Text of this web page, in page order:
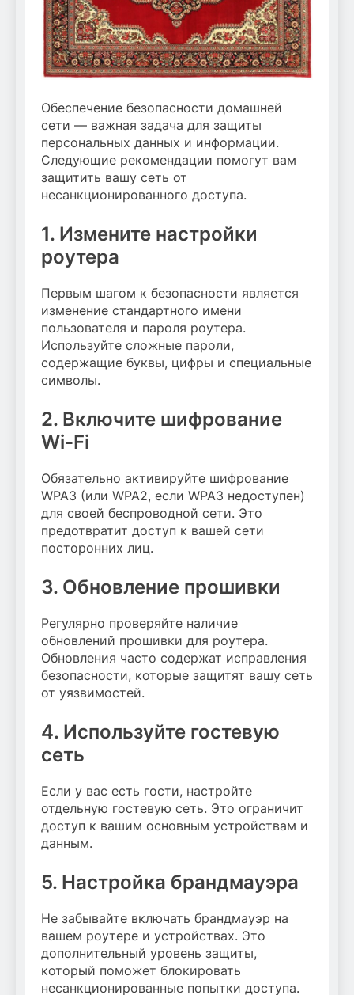
Обеспечение безопасности домашней
сети — важная задача для защиты
персональных данных и информации.
Следующие рекомендации помогут вам
защитить вашу сеть от
несанкционированного доступа.
1. Измените настройки
роутера
Первым шагом к безопасности является
изменение стандартного имени
пользователя и пароля роутера.
Используйте сложные пароли,
содержащие буквы, цифры и специальные
символы.
2. Включите шифрование
Wi-Fi
Обязательно активируйте шифрование
WPA3 (или WPA2, если WPA3 недоступен)
для своей беспроводной сети. Это
предотвратит доступ к вашей сети
посторонних лиц.
3. Обновление прошивки
Регулярно проверяйте наличие
обновлений прошивки для роутера.
Обновления часто содержат исправления
безопасности, которые защитят вашу сеть
от уязвимостей.
4. Используйте гостевую
сеть
Если у вас есть гости, настройте
отдельную гостевую сеть. Это ограничит
доступ к вашим основным устройствам и
данным.
5. Настройка брандмауэра
Не забывайте включать брандмауэр на
вашем роутере и устройствах. Это
дополнительный уровень защиты,
который поможет блокировать
несанкционированные попытки доступа.